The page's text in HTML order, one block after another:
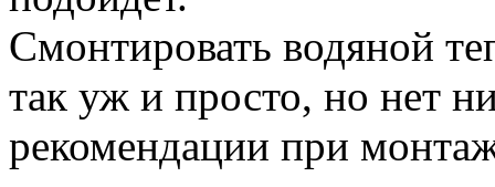
Смонтировать водяной
так уж и просто, но нет
рекомендации при